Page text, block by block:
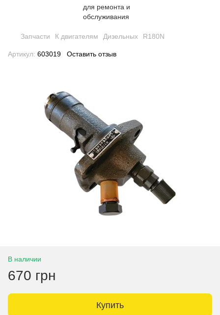
Запчасти К двигателям Дизельных R180N
Артикул: 603019 Оставить отзыв
В наличии
670 грн
Купить